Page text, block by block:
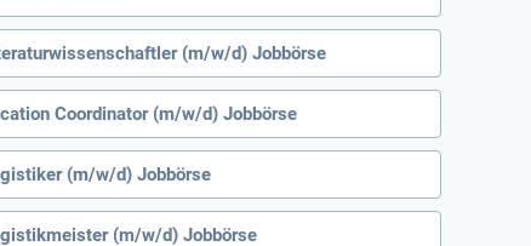
(m/w/d) Jobbörse
Coordinator (m/w/d) Jobbörse
(m/w/d) Jobbörse
(m/w/d) Jobbörse